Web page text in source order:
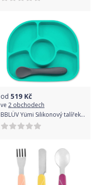
od 519 Kč
ve 2 obchodech
BBLÜV Yümi Silikonový talířek a lžička Aqua